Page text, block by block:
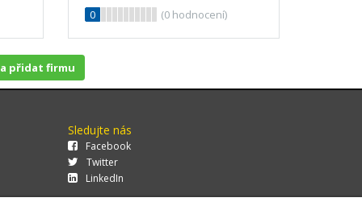
0
(0hodnocení)
přidat firmu
Sledujte nás
Facebook
Twitter
LinkedIn